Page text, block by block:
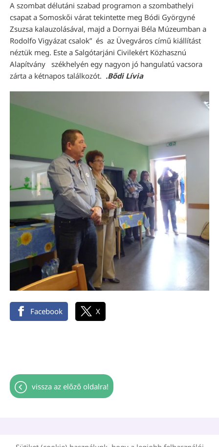
A szombat délutáni szabad programon a szombathelyi
csapat a Somoskői várat tekintette meg Bódi Györgyné
Zsuzsa kalauzolásával, majd a Dornyai Béla Múzeumban a
Rodolfo Vigyázat csalok” és az Üvegváros című kiállítást
néztük meg. Este a Salgótarjáni Civilekért Közhasznú
Alapítvány székhelyén egy nagyon jó hangulatú vacsora
zárta a kétnapos találkozót. .Bődi Lívia
Facebook X
vissza az előző oldalra!